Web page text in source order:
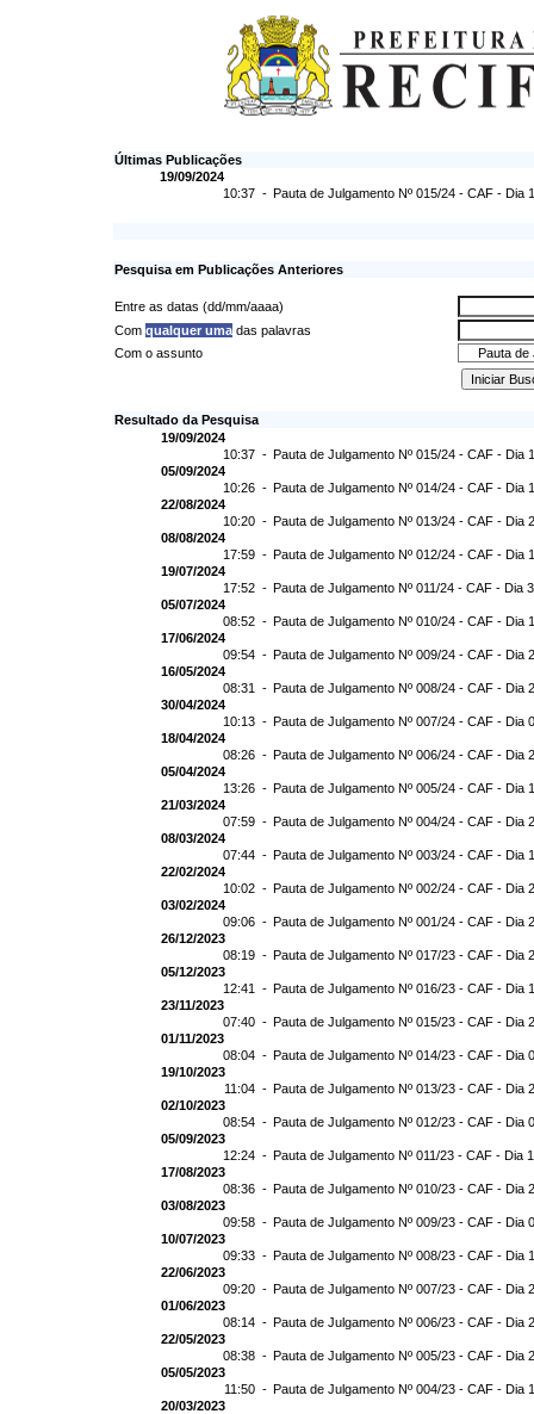
Últimas Publicações
19/09/2024
10:37 - Pauta de Julgamento Nº 015/24 - CAF - Dia
Pesquisa em Publicações Anteriores
Entre as datas (dd/mm/aaaa)
Com qualquer umadas palavras
Com o assunto
Resultado da Pesquisa
19/09/2024
10:37 - Pauta de Julgamento Nº 015/24 - CAF - Dia
05/09/2024
10:26 - Pauta de Julgamento Nº 014/24 - CAF - Dia
22/08/2024
10:20 - Pauta de Julgamento Nº 013/24 - CAF - Dia
08/08/2024
17:59 - Pauta de Julgamento Nº 012/24 - CAF - Dia
19/07/2024
17:52 - Pauta de Julgamento Nº 011/24 - CAF - Dia
05/07/2024
08:52 - Pauta de Julgamento Nº 010/24 - CAF - Dia
17/06/2024
09:54 - Pauta de Julgamento Nº 009/24 - CAF - Dia
16/05/2024
08:31 - Pauta de Julgamento Nº 008/24 - CAF - Dia
30/04/2024
10:13 - Pauta de Julgamento Nº 007/24 - CAF - Dia
18/04/2024
08:26 - Pauta de Julgamento Nº 006/24 - CAF - Dia
05/04/2024
13:26 - Pauta de Julgamento Nº 005/24 - CAF - Dia
21/03/2024
07:59 - Pauta de Julgamento Nº 004/24 - CAF - Dia
08/03/2024
07:44 - Pauta de Julgamento Nº 003/24 - CAF - Dia
22/02/2024
10:02 - Pauta de Julgamento Nº 002/24 - CAF - Dia
03/02/2024
09:06 - Pauta de Julgamento Nº 001/24 - CAF - Dia
26/12/2023
08:19 - Pauta de Julgamento Nº 017/23 - CAF - Dia
05/12/2023
12:41 - Pauta de Julgamento Nº 016/23 - CAF - Dia
23/11/2023
07:40 - Pauta de Julgamento Nº 015/23 - CAF - Dia
01/11/2023
08:04 - Pauta de Julgamento Nº 014/23 - CAF - Dia
19/10/2023
11:04 - Pauta de Julgamento Nº 013/23 - CAF - Dia
02/10/2023
08:54 - Pauta de Julgamento Nº 012/23 - CAF - Dia
05/09/2023
12:24 - Pauta de Julgamento Nº 011/23 - CAF - Dia
17/08/2023
08:36 - Pauta de Julgamento Nº 010/23 - CAF - Dia
03/08/2023
09:58 - Pauta de Julgamento Nº 009/23 - CAF - Dia
10/07/2023
09:33 - Pauta de Julgamento Nº 008/23 - CAF - Dia
22/06/2023
09:20 - Pauta de Julgamento Nº 007/23 - CAF - Dia
01/06/2023
08:14 - Pauta de Julgamento Nº 006/23 - CAF - Dia
22/05/2023
08:38 - Pauta de Julgamento Nº 005/23 - CAF - Dia
05/05/2023
11:50 - Pauta de Julgamento Nº 004/23 - CAF - Dia
20/03/2023